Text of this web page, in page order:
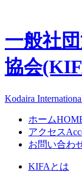
一般社
協会
Kodaira
ホーム
アクセス
お問い合わ
KIFAとは